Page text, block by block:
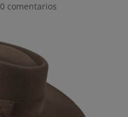
0 comentarios